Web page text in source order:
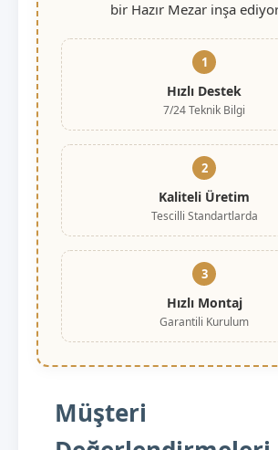
bir Hazır Mezar inşa
1
Hızlı Destek
7/24 Teknik Bilgi
2
Kaliteli Üretim
Tescilli Standartlarda
3
Hızlı Montaj
Garantili Kurulum
Müşteri